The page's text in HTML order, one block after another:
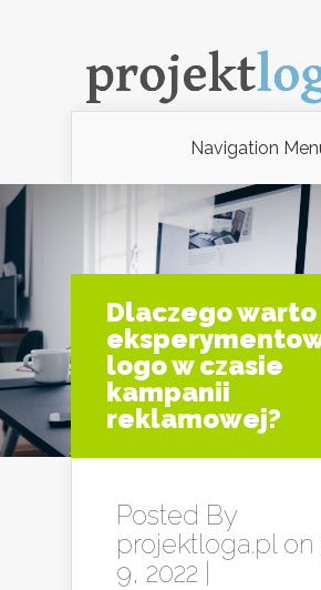
Navigation
Dlaczego warto
logo w czasie
kampanii
reklamowej?
Posted By
projektloga.pl on
9, 2022 |